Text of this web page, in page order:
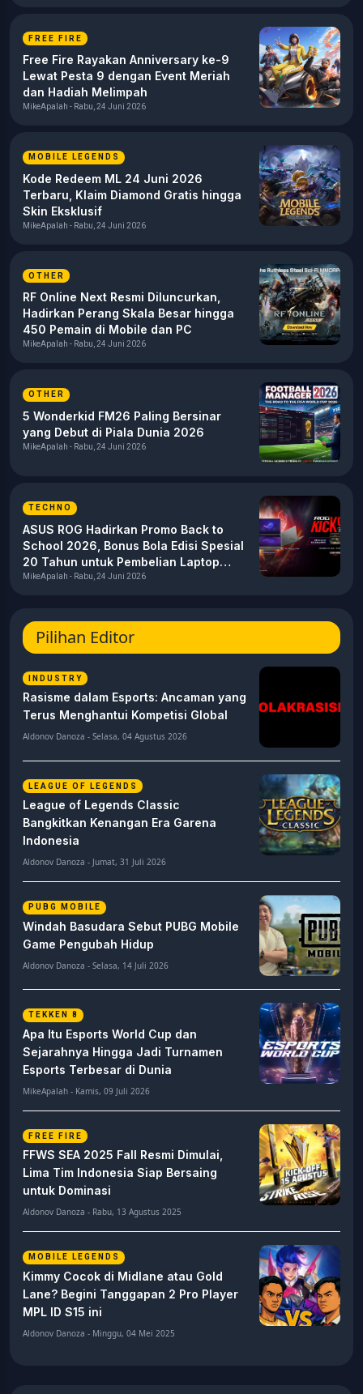
FREE FIRE
Free Fire Rayakan Anniversary ke-9
Lewat Pesta 9 dengan Event Meriah
dan Hadiah Melimpah
MikeApalah - Rabu, 24 Juni 2026
MOBILE LEGENDS
Kode Redeem ML 24 Juni 2026
Terbaru, Klaim Diamond Gratis hingga
Skin Eksklusif
MikeApalah - Rabu, 24 Juni 2026
OTHER
RF Online Next Resmi Diluncurkan,
Hadirkan Perang Skala Besar hingga
450 Pemain di Mobile dan PC
MikeApalah - Rabu, 24 Juni 2026
OTHER
5 Wonderkid FM26 Paling Bersinar
yang Debut di Piala Dunia 2026
MikeApalah - Rabu, 24 Juni 2026
TECHNO
ASUS ROG Hadirkan Promo Back to
School 2026, Bonus Bola Edisi Spesial
20 Tahun untuk Pembelian Laptop
Gaming
MikeApalah - Rabu, 24 Juni 2026
Pilihan Editor
INDUSTRY
Rasisme dalam Esports: Ancaman yang
Terus Menghantui Kompetisi Global
Aldonov Danoza - Selasa, 04 Agustus 2026
LEAGUE OF LEGENDS
League of Legends Classic
Bangkitkan Kenangan Era Garena
Indonesia
Aldonov Danoza - Jumat, 31 Juli 2026
PUBG MOBILE
Windah Basudara Sebut PUBG Mobile
Game Pengubah Hidup
Aldonov Danoza - Selasa, 14 Juli 2026
TEKKEN 8
Apa Itu Esports World Cup dan
Sejarahnya Hingga Jadi Turnamen
Esports Terbesar di Dunia
MikeApalah - Kamis, 09 Juli 2026
FREE FIRE
FFWS SEA 2025 Fall Resmi Dimulai,
Lima Tim Indonesia Siap Bersaing
untuk Dominasi
Aldonov Danoza - Rabu, 13 Agustus 2025
MOBILE LEGENDS
Kimmy Cocok di Midlane atau Gold
Lane? Begini Tanggapan 2 Pro Player
MPL ID S15 ini
Aldonov Danoza - Minggu, 04 Mei 2025